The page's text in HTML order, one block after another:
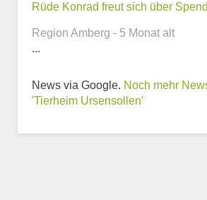
Webseite
Weitere
Rüde Konrad freut sich über
Region Amberg - 5 Monat alt
...
News via Google. Noch mehr
'Tierheim Ursensollen'